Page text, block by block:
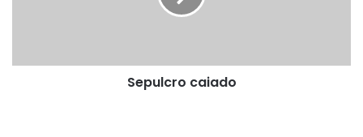
Sepulcro caiado